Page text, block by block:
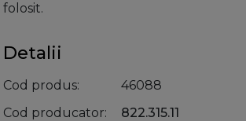
folosit.
Detalii
Cod produs
46088
Cod producator
822.315.11